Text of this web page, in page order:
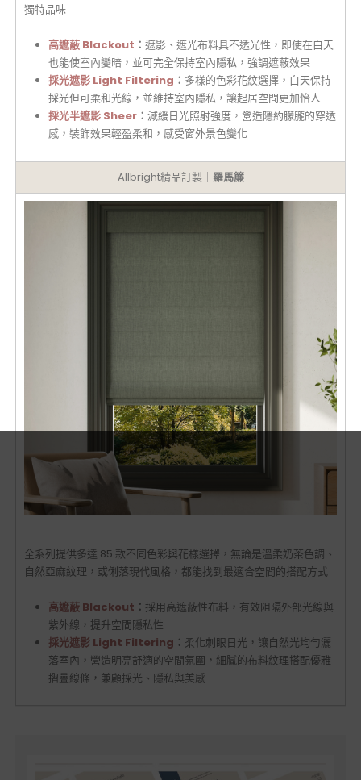
獨特品味
高遮蔽 Blackout ： 遮影、遮光布料具不透光性，即使在白天
也能使室內變暗，並可完全保持室內隱私，強調遮蔽效果
採光遮影 Light Filtering ： 多樣的色彩花紋選擇，白天保持
採光但可柔和光線，並維持室內隱私，讓起居空間更加怡人
採光半遮影 Sheer： 減緩日光照射強度，營造隱約朦朧的穿透
感，裝飾效果輕盈柔和，感受窗外景色變化
Allbright精品訂製｜ 羅馬簾
全系列提供多達 85 款不同色彩與花樣選擇，無論是溫柔奶茶色調、
自然亞麻紋理，或俐落現代風格，都能找到最適合空間的搭配方式
高遮蔽 Blackout ： 採用高遮蔽性布料，有效阻隔外部光線與
紫外線，提升空間隱私性
採光遮影 Light Filtering ： 柔化刺眼日光，讓自然光均勻灑
落室內，營造明亮舒適的空間氛圍，細膩的布料紋理搭配優雅
摺疊線條，兼顧採光、隱私與美感